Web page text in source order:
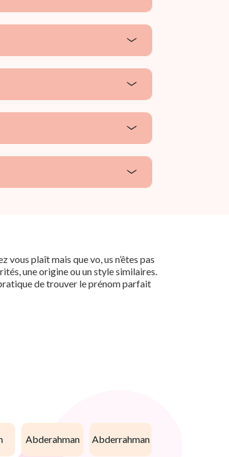
plaît mais que vo, us n’êtes pas
une origine ou un style similaires.
de trouver le prénom parfait
abderahman abderrahman